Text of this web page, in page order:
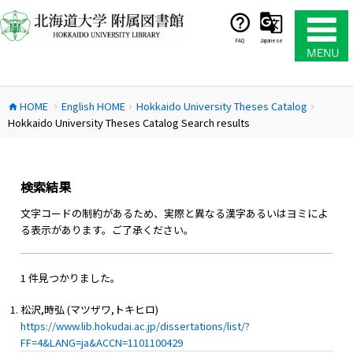
ン
テ
ス
キ
FAQ Japanese
home HOME chevron_right English HOMEchevron_right Hokkaido University Theses Catalog chevron_right
Hokkaido University Theses Catalog Search results
検索結果
文字コードの制約があるため、実際と異なる漢字あるいはヨミによ
る表示があります。ご了承ください。
1 件見つかりました。
松沢,時弘 (マツザワ,トキヒロ)
https://www.lib.hokudai.ac.jp/dissertations/list/?
FF=4&LANG=ja&ACCN=1101100429